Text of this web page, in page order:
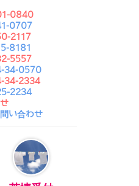
0840
0707
2117
8181
5557
0570
2334
2234
い合わせ